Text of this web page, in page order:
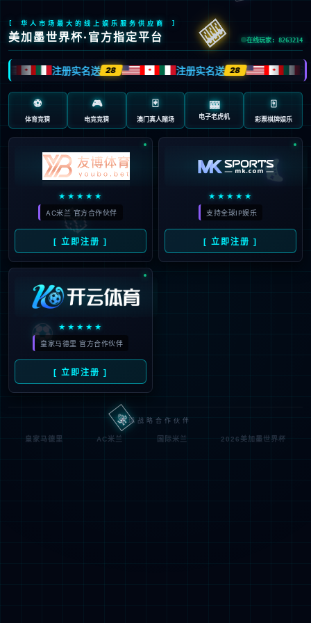
抱歉，页面无法访问...
可能原因：网址有错误 >请检查地址是否完整或存在多余字
符;
网址已失效 >可能页面已删除，活动已下线等
返回首页